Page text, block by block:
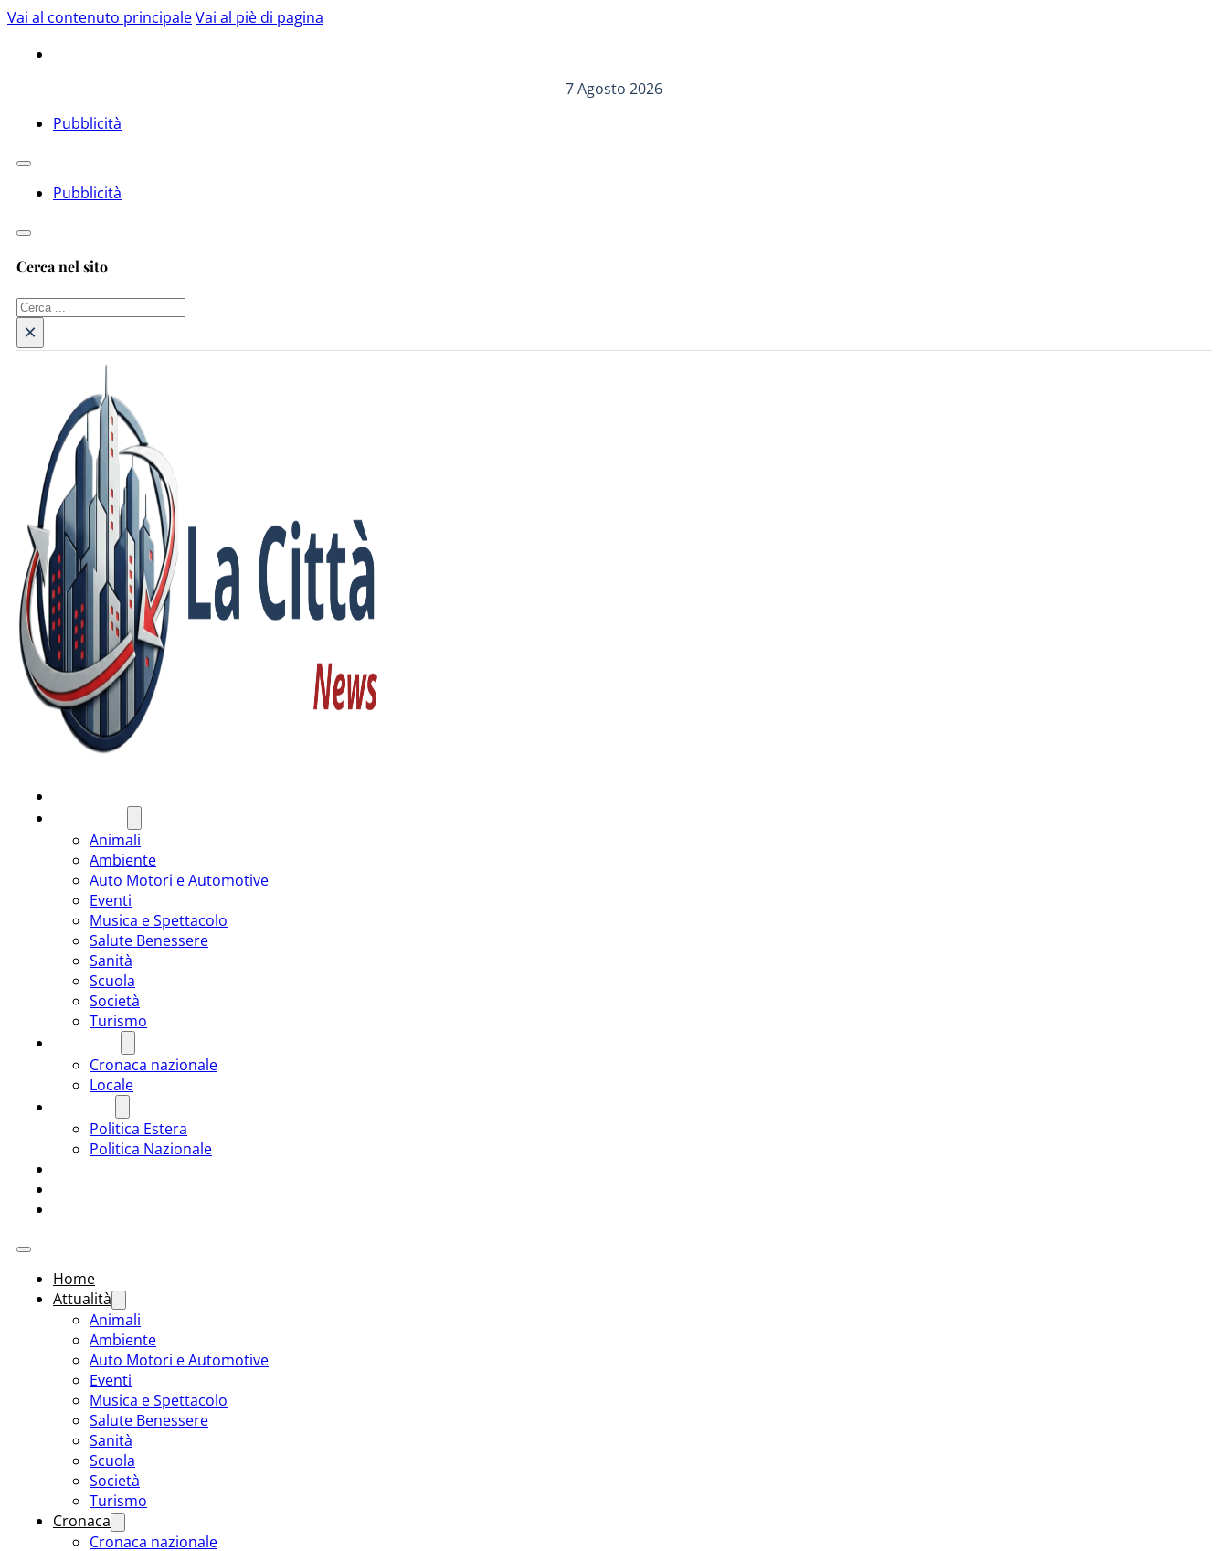
Vai al contenuto principaleVai al piè di pagina
7 Agosto 2026
Pubblicità
Pubblicità
Cerca nel sito
Cerca
×
Animali
Ambiente
Auto Motori e Automotive
Eventi
Musica e Spettacolo
Salute Benessere
Sanità
Scuola
Società
Turismo
Cronaca nazionale
Locale
Politica Estera
Politica Nazionale
Home
Attualità
Animali
Ambiente
Auto Motori e Automotive
Eventi
Musica e Spettacolo
Salute Benessere
Sanità
Scuola
Società
Turismo
Cronaca
Cronaca nazionale